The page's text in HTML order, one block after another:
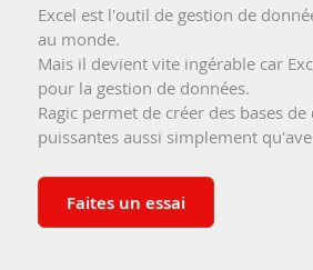
Excel est l'outil de gestion de
au monde.
Mais il devient vite ingérable car
pour la gestion de données.
Ragic permet de créer des bases
puissantes aussi simplement
Faites un essai